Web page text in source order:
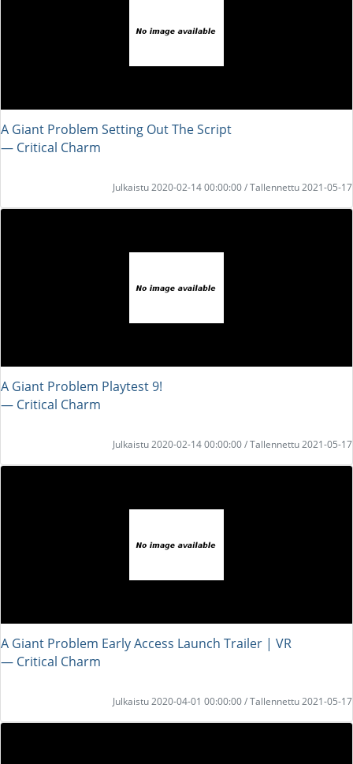
A Giant Problem Setting Out The Script
― Critical Charm
Julkaistu 2020-02-14 00:00:00 / Tallennettu 2021-05-17
A Giant Problem Playtest 9!
― Critical Charm
Julkaistu 2020-02-14 00:00:00 / Tallennettu 2021-05-17
A Giant Problem Early Access Launch Trailer | VR
― Critical Charm
Julkaistu 2020-04-01 00:00:00 / Tallennettu 2021-05-17